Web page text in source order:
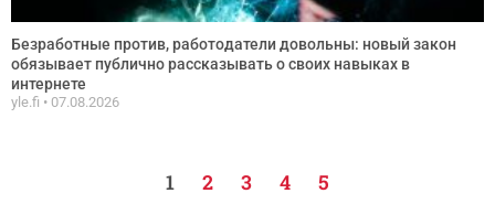
Безработные против, работодатели довольны: новый закон
обязывает публично рассказывать о своих навыках в
интернете
yle.fi 07.08.2026
1 2 3 4 5